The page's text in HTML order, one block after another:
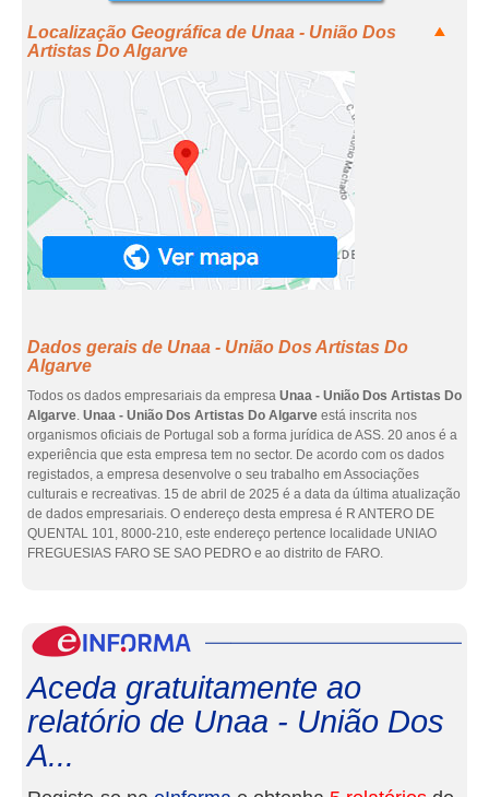
Localização Geográfica de Unaa - União Dos
Artistas Do Algarve
Dados gerais de Unaa - União Dos Artistas Do
Algarve
Todos os dados empresariais da empresa Unaa - União Dos Artistas Do
Algarve. Unaa - União Dos Artistas Do Algarve está inscrita nos
organismos oficiais de Portugal sob a forma jurídica de ASS. 20 anos é a
experiência que esta empresa tem no sector. De acordo com os dados
registados, a empresa desenvolve o seu trabalho em Associações
culturais e recreativas. 15 de abril de 2025 é a data da última atualização
de dados empresariais. O endereço desta empresa é R ANTERO DE
QUENTAL 101, 8000-210, este endereço pertence localidade UNIAO
FREGUESIAS FARO SE SAO PEDRO e ao distrito de FARO.
Aceda gratuitamente ao
relatório de Unaa - União Dos
A...